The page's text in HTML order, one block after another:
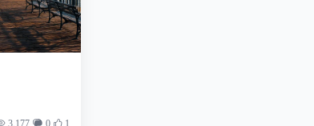
3,177 0 1